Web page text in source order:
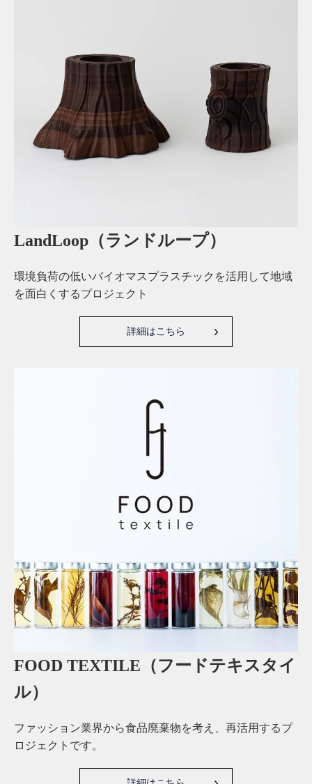
LandLoop（ランドループ）
環境負荷の低いバイオマスプラスチックを活用して地域
を面白くするプロジェクト
詳細はこちら
FOOD TEXTILE（フードテキスタイ
ル）
ファッション業界から食品廃棄物を考え、再活用するプ
ロジェクトです。